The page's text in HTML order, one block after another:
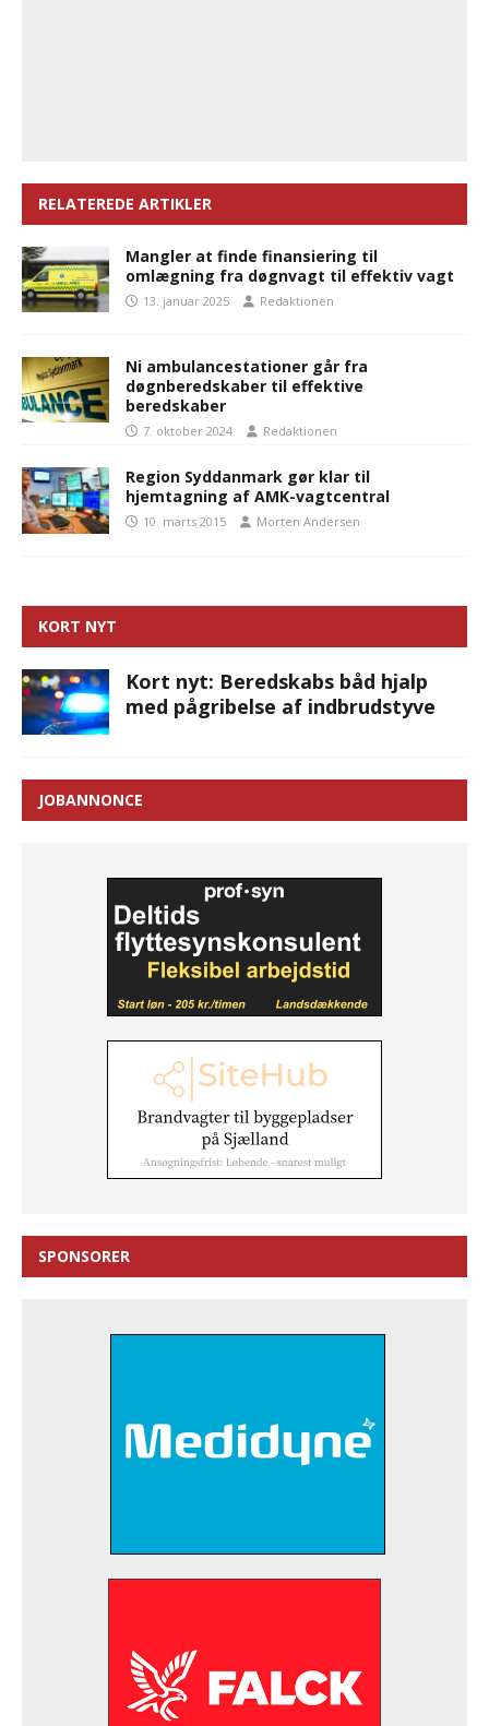
RELATEREDE ARTIKLER
Mangler at finde finansiering til
omlægning fra døgnvagt til effektiv vagt
13. januar 2025 Redaktionen
Ni ambulancestationer går fra
døgnberedskaber til effektive
beredskaber
7. oktober 2024 Redaktionen
Region Syddanmark gør klar til
hjemtagning af AMK-vagtcentral
10. marts 2015 Morten Andersen
KORT NYT
Kort nyt: Beredskabs båd hjalp
med pågribelse af indbrudstyve
JOBANNONCE
SPONSORER